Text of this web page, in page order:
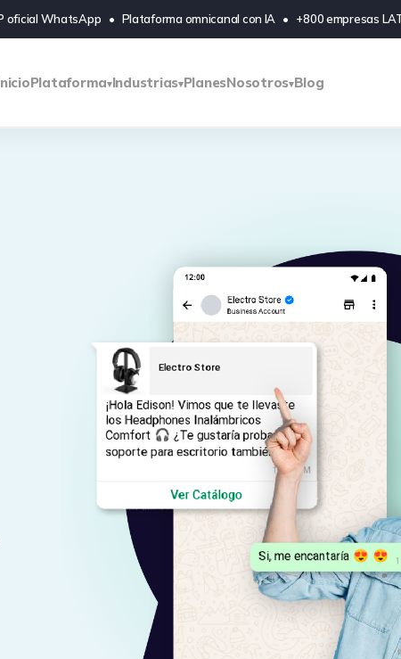
oficial WhatsApp • Plataforma omnicanal con IA • +800 empresas
Plataforma▾Industrias▾PlanesNosotros▾Blog